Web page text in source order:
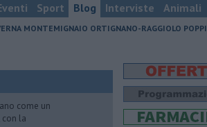
Sport Blog Interviste Animali
MONTEMIGNAIO ORTIGNANO-RAGGIOLO POPPI
come un
con la